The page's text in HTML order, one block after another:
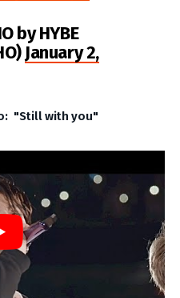
by HYBE
January 2,
"Still with you"